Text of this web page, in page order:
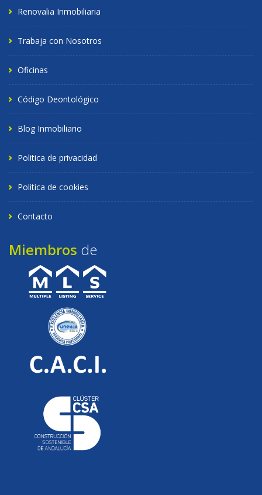
Renovalia Inmobiliaria
Trabaja con Nosotros
Oficinas
Código Deontológico
Blog Inmobiliario
Politica de privacidad
Politica de cookies
Contacto
Miembros de